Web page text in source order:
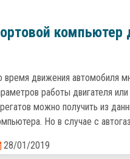
компьютер
время движения автомобиля
работы двигателя или
можно получить из
Но в случае с
о работе
28/01/2019